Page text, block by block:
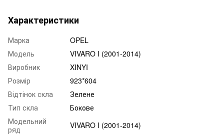
Характеристики
Марка
OPEL
Модель
VIVARO I (2001-2014)
Виробник
XINYI
Розмір
923*604
Відтінок скла
Зелене
Тип скла
Бокове
Модельний
ряд
VIVARO I (2001-2014)